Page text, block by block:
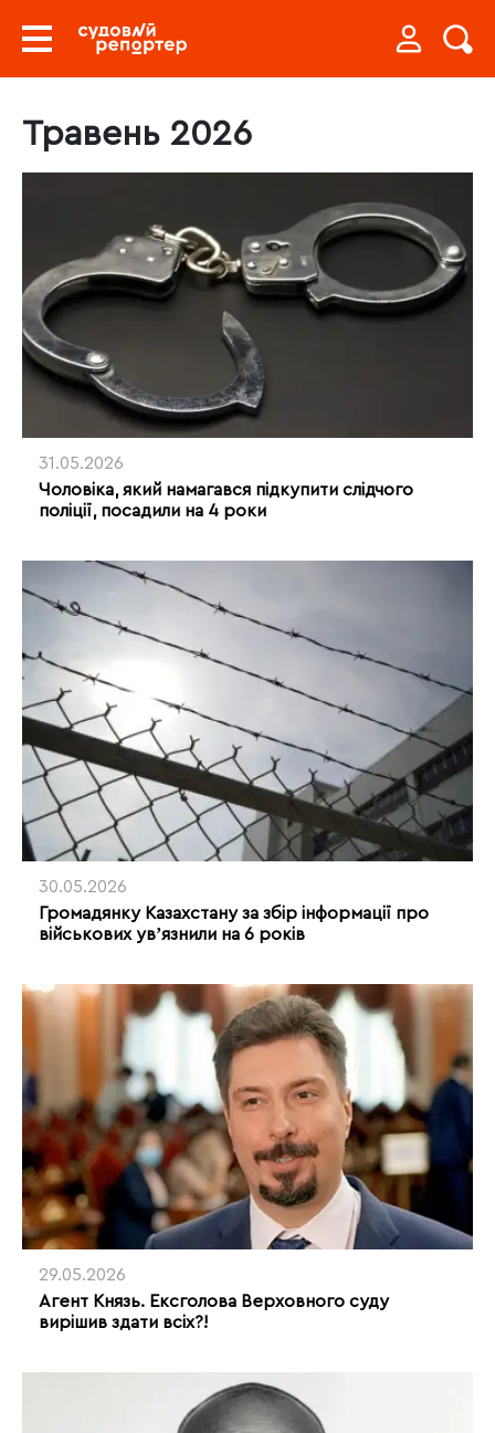
Травень 2026
31.05.2026
Чоловіка, який намагався підкупити слідчого
поліції, посадили на 4 роки
30.05.2026
Громадянку Казахстану за збір інформації про
військових увʼязнили на 6 років
29.05.2026
Агент Князь. Ексголова Верховного суду
вирішив здати всіх?!